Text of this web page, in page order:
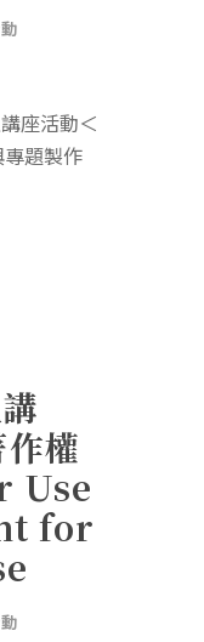
座活動＜
題製作
權
Use
for